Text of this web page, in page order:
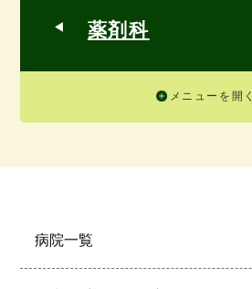
薬剤科
メニューを開く
病院一覧